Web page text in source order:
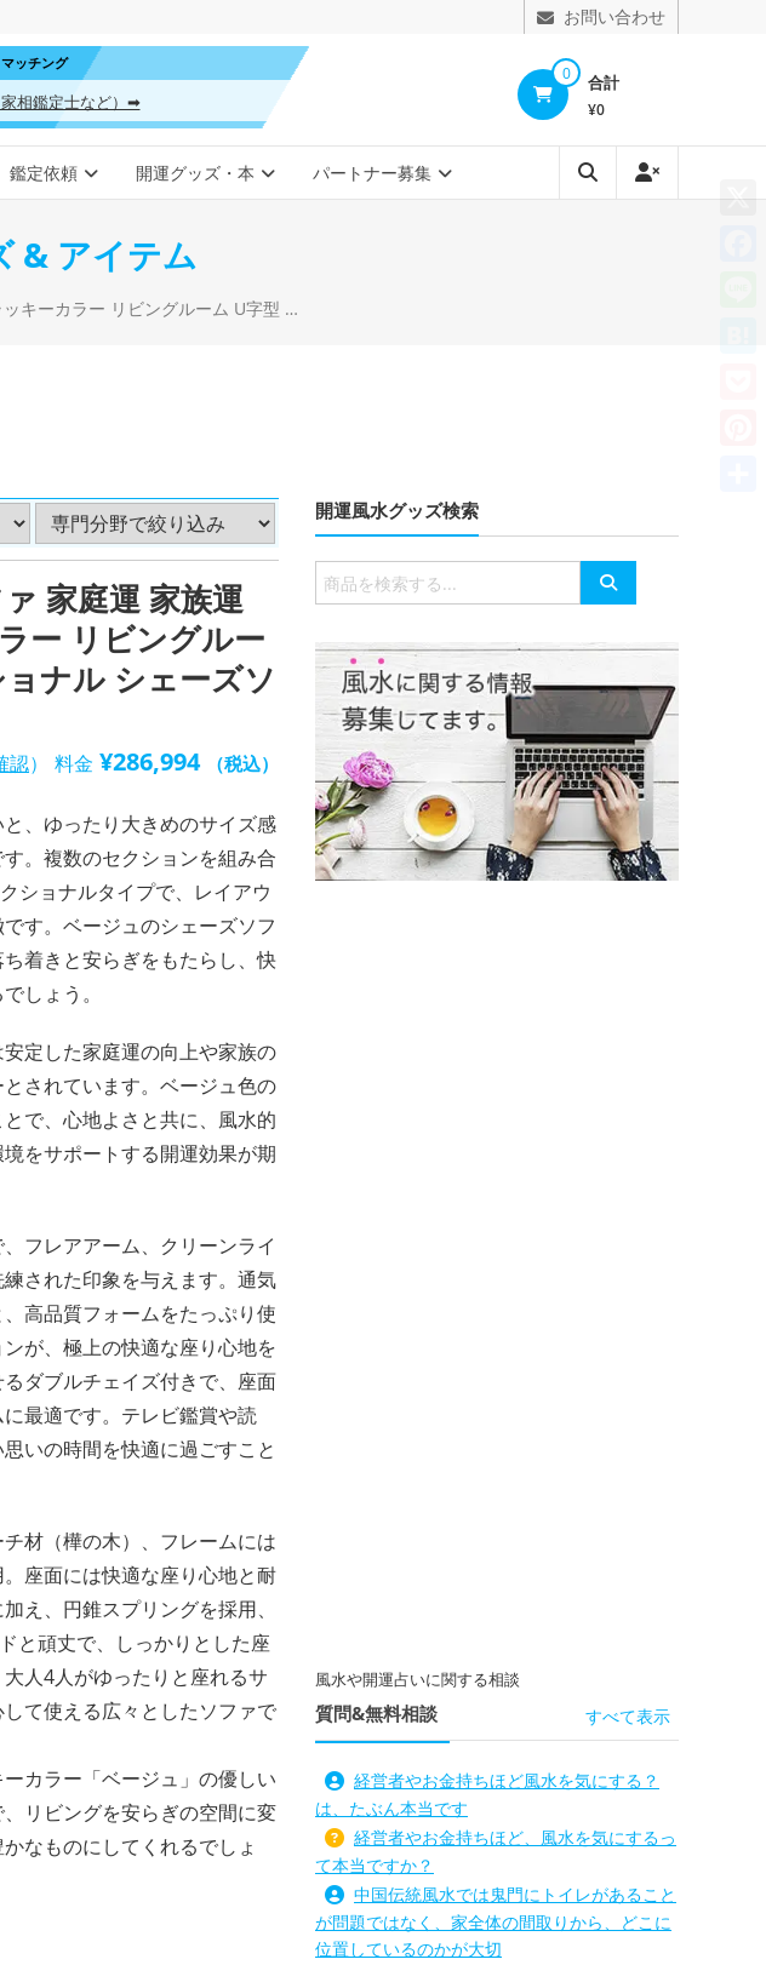
お問い合わせ
0 合計
¥0
マッチング
相鑑定士など）➡
鑑定依頼 開運グッズ・本 パートナー募集
& アイテム
ングルーム U字型 セクショナル シェーズソファ
家庭運 家族運
ー リビングルー
ナル シェーズソ
認） 料金 ¥286,994 （税込）
、ゆったり大きめのサイズ感
。複数のセクションを組み合
ショナルタイプで、レイアウ
す。ベージュのシェーズソフ
着きと安らぎをもたらし、快
しょう。
定した家庭運の向上や家族の
されています。ベージュ色の
で、心地よさと共に、風水的
をサポートする開運効果が期
フレアアーム、クリーンライ
された印象を与えます。通気
高品質フォームをたっぷり使
が、極上の快適な座り心地を
ダブルチェイズ付きで、座面
最適です。テレビ鑑賞や読
いの時間を快適に過ごすこと
材（樺の木）、フレームには
座面には快適な座り心地と耐
え、円錐スプリングを採用、
と頑丈で、しっかりとした座
人4人がゆったりと座れるサ
て使える広々としたソファで
カラー「ベージュ」の優しい
リビングを安らぎの空間に変
なものにしてくれるでしょ
開運風水グッズ検索
検
索
象:
風水や開運占いに関する相談
質問&無料相談 すべて表示
経営者やお金持ちほど風水を気にする？
は、たぶん本当です
経営者やお金持ちほど、風水を気にするっ
て本当ですか？
中国伝統風水では鬼門にトイレがあること
が問題ではなく、家全体の間取りから、どこに
位置しているのかが大切